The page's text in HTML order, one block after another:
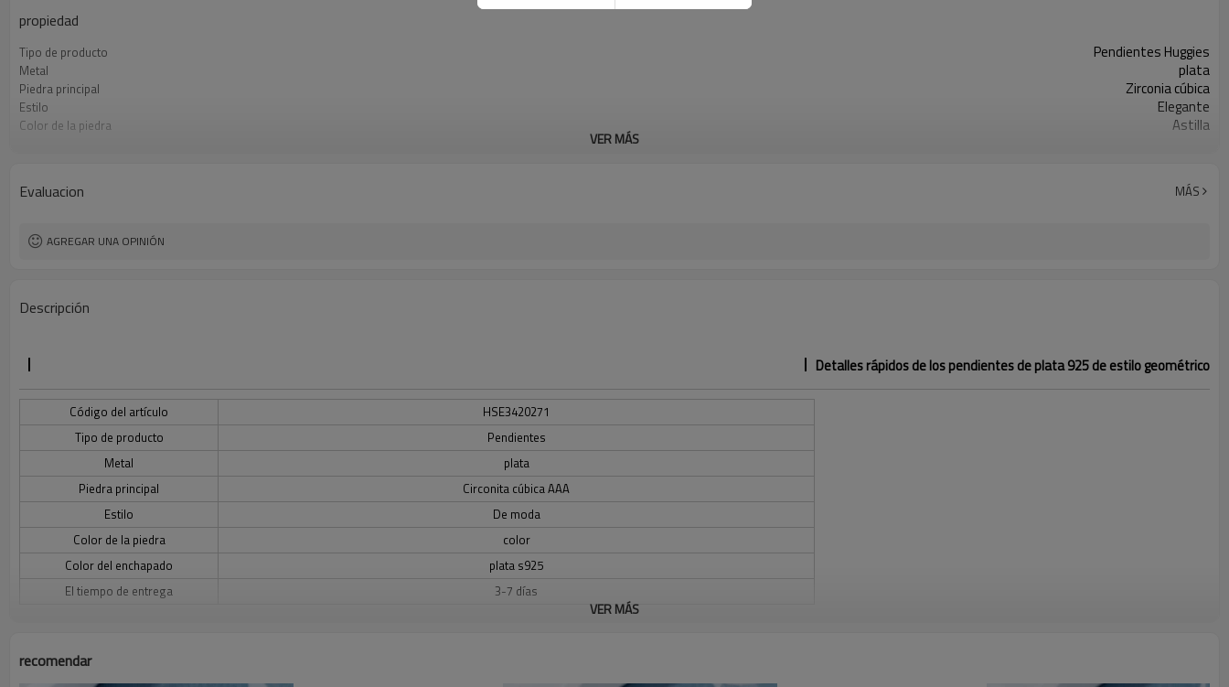
propiedad
Tipo de producto Pendientes Huggies
Metal plata
Piedra principal Zirconia cúbica
Estilo Elegante
Color de la piedra Astilla
VER MÁS
Evaluacion MÁS
AGREGAR UNA OPINIÓN
Descripción
Detalles rápidos de los pendientes de plata 925 de estilo geométrico
Código del artículo
HSE3420271
Tipo de producto
Pendientes
Metal
plata
Piedra principal
Circonita cúbica AAA
Estilo
De moda
Color de la piedra
color
Color del enchapado
plata s925
El tiempo de entrega
3-7 días
VER MÁS
recomendar